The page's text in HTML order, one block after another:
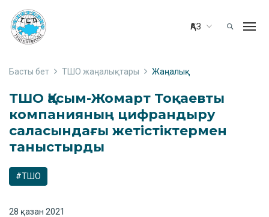
ҚАЗ
Басты бет ТШО жаңалықтары Жаңалық
ТШО Қасым-Жомарт Тоқаевты
компанияның цифрандыру
саласындағы жетістіктермен
таныстырды
#ТШО
28 қазан 2021